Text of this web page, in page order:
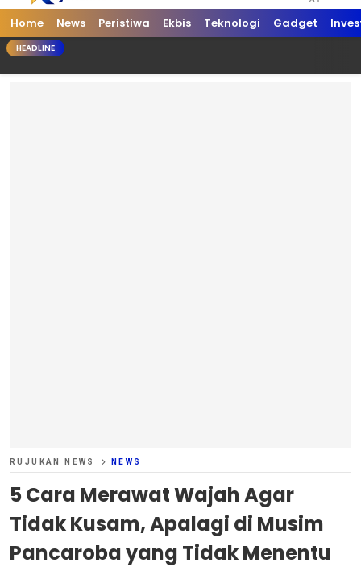
Home News Peristiwa Ekbis Teknologi Gadget
HEADLINE
RUJUKAN NEWS NEWS
5 Cara Merawat Wajah Agar
Tidak Kusam, Apalagi di Musim
Pancaroba yang Tidak Menentu